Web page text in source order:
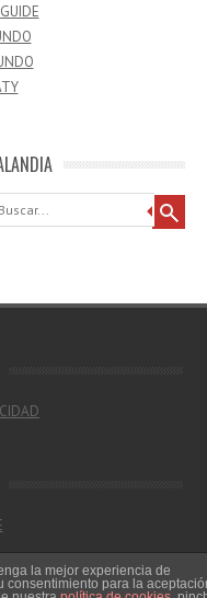
la mejor experiencia de
consentimiento para la